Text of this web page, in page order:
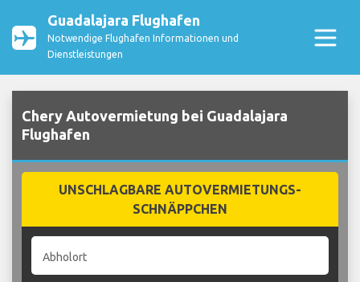
Guadalajara Flughafen
Notwendige Flughafen Informationen und
Dienstleistungen
Chery Autovermietung bei Guadalajara
Flughafen
UNSCHLAGBARE AUTOVERMIETUNGS-
SCHNÄPPCHEN
Abholort